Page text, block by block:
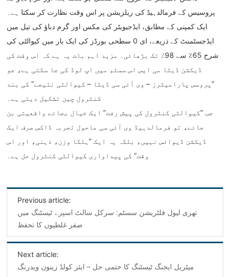
پروسیس کے فرمالدہیڈ کی ریلزیشن پر اس وقت نظارت کر سکتا ہے۔
ایک کمپنی کے مطابق، ایڈجیویٹر کی مکس اور گرم دباؤ کی تیل میں
ایڈجسٹمنٹ کے ذریعے، ای 0 سطحی بورڈز کی ایک بار میں کیوالٹی کی
شرح 65٪ سے 98٪ تک بڑھائی۔ مزید اہم بات یہ ہے کہ اس وقت کی
ڈیکشن ڈیٹا می ایس اس سسٹم میں اپ لوڈ کی جا سکتی ہے، جو
“پروسس پارامیٹرز – وی آئی سی ڈیٹا – کیوالٹی نتیجے” کی بند
کنٹرول چین تشکیل دیتی ہے۔
جب “کیوالٹی کنٹرول کی پیش رفت” ایک خیال بجائے واقعیتی بن
جائے، تو فرمالدہیڈ وی آئی سی ماحول تجربہ ڈاکس صرف ایک
ڈیکشن ڈیوائس نہیں، بلکہ یہ ایک “ہلکا وزن، ذہنی، اور اس
وقت” کی پیداواری کیوالٹی کنٹرول حل ہے۔
Previous article:
تھری لیول فلٹریشن سسٹم: سرکل سالٹ اسپرے ٹیسٹنگ میں
صفر غلطیوں کا تحفظ
Next article:
میٹریل ایجنگ ٹیسٹنگ کا حتمی حل – ایئر کولڈ زینون ویدرنگ